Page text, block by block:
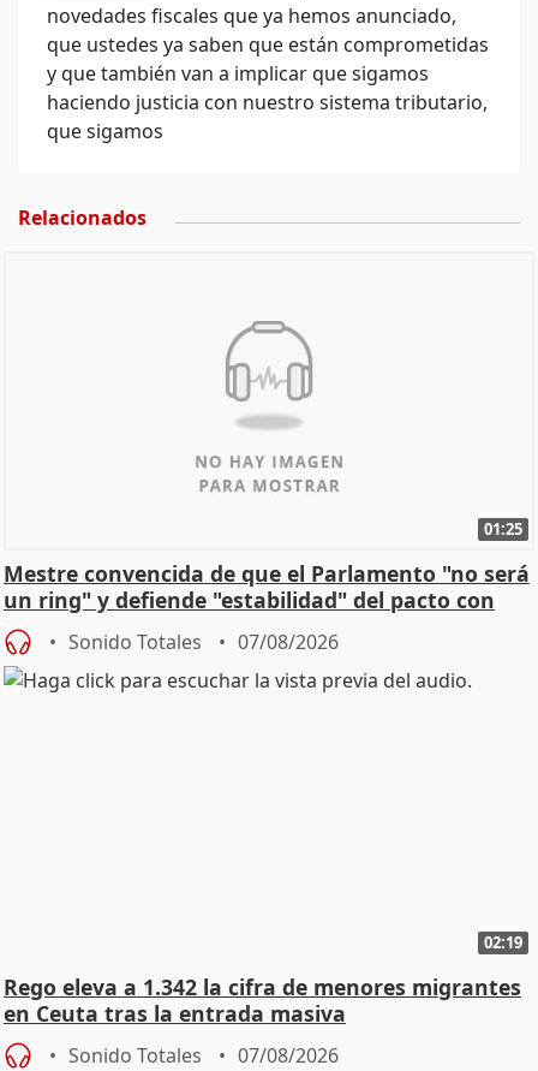
novedades fiscales que ya hemos anunciado,
que ustedes ya saben que están comprometidas
y que también van a implicar que sigamos
haciendo justicia con nuestro sistema tributario,
que sigamos
Relacionados
01:25
Mestre convencida de que el Parlamento "no será
un ring" y defiende "estabilidad" del pacto con
Vox
Sonido Totales 07/08/2026
02:19
Rego eleva a 1.342 la cifra de menores migrantes
en Ceuta tras la entrada masiva
Sonido Totales 07/08/2026